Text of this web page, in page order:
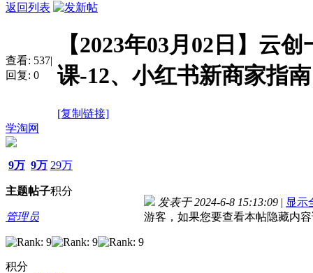
返回列表
查看: 537|
回复: 0
【2023年03月02日】云
课-12、小红书新商家指
[复制链接]
学淘网
9万
主题
9万
帖子
29万
积分
管理员
积分
发表于 2024-6-8 15:13:09 | 显示
游客，如果您要查看本帖隐藏内